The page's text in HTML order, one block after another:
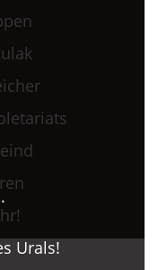
Urals!